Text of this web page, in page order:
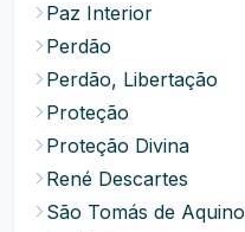
Paz Interior
Perdão
Perdão, Libertação
Proteção
Proteção Divina
René Descartes
São Tomás de Aquino